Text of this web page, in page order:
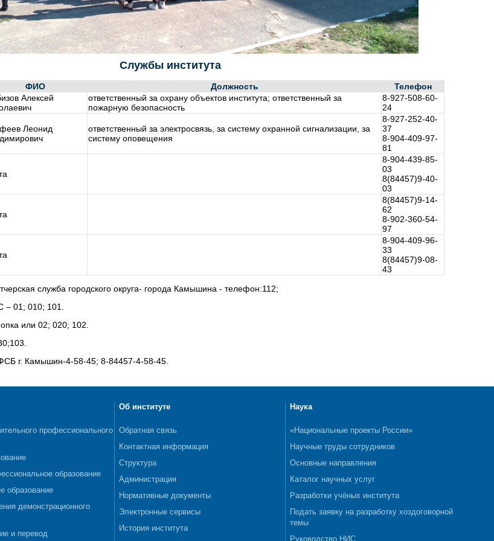
Службы института
ФИО Должность
Телефон
Алексей
ответственный за охрану объектов института; ответственный за
пожарную безопасность
8-927-508-60-
24
Леонид
ответственный за электросвязь, за систему охранной сигнализации, за
систему оповещения
8-927-252-40-
37
8-904-409-97-
81
8-904-439-85-
03
8(84457)9-40-
03
8(84457)9-14-
62
8-902-360-54-
97
8-904-409-96-
33
8(84457)9-08-
43
служба городского округа- города Камышина - телефон:112;
– 01; 010; 101.
или 02; 020; 102.
г. Камышин-4-58-45; 8-84457-4-58-45.
профессионального
образование
образование
демонстрационного
и перевод
Об институте
Обратная связь
Контактная информация
Структура
Администрация
Нормативные документы
Электронные сервисы
История института
Наука
«Национальные проекты России»
Научные труды сотрудников
Основные направления
Каталог научных услуг
Разработки учёных института
Подать заявку на разработку хоздоговорной
темы
Руководство НИС